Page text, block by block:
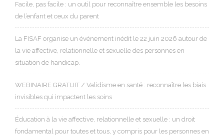
Facile, pas facile : un outil pour reconnaître ensemble les besoins
de l’enfant et ceux du parent
La FISAF organise un événement inédit le 22 juin 2026 autour de
la vie affective, relationnelle et sexuelle des personnes en
situation de handicap.
WEBINAIRE GRATUIT / Validisme en santé : reconnaître les biais
invisibles qui impactent les soins
Éducation à la vie affective, relationnelle et sexuelle : un droit
fondamental pour toutes et tous, y compris pour les personnes en